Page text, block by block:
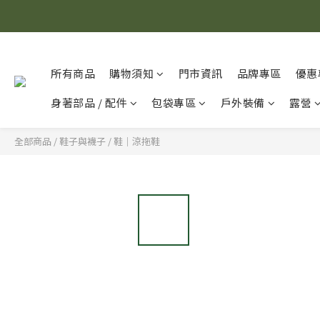
所有商品 購物須知 門市資訊 品牌專區
優
身著部品 / 配件
包袋專區 戶外裝備 露營
全部商品 /鞋子與襪子 /鞋｜涼拖鞋